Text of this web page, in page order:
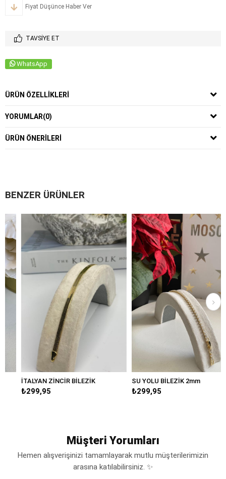
Fiyat Düşünce Haber Ver
TAVSIYE ET
WhatsApp
ÜRÜN ÖZELLIKLERI
YORUMLAR(0)
ÜRÜN ÖNERILERI
BENZER ÜRÜNLER
İTALYAN ZİNCİR BİLEZİK
₺299,95
SU YOLU BİLEZİK 2mm
₺299,95
Müşteri Yorumları
Hemen alışverişinizi tamamlayarak mutlu müşterilerimizin
arasına katılabilirsiniz. ✨